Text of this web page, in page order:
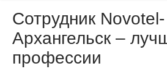
Сотрудник Novotel-
Архангельск –
профессии